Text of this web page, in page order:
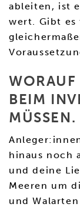
ableiten, ist
wert. Gibt es
BEIM
MÜSSEN.
hinaus noch
und deine
Meeren um
und